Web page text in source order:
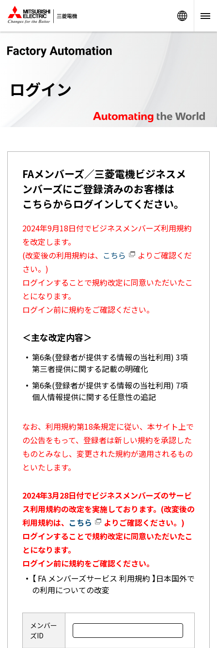
ログイン
FAメンバーズ／三菱電機ビジネスメ
ンバーズにご登録済みのお客様は
こちらからログインしてください。
2024年9月18日付でビジネスメンバーズ利用規約
を改定します。
(改変後の利用規約は、 こちら
よりご確認くだ
さい。)
ログインすることで規約改定に同意いただいたこ
とになります。
ログイン前に規約をご確認ください。
＜主な改定内容＞
第6条(登録者が提供する情報の当社利用) 3項
第三者提供に関する記載の明確化
第6条(登録者が提供する情報の当社利用) 7項
個人情報提供に関する任意性の追記
なお、利用規約第18条規定に従い、本サイト上で
の公告をもって、登録者は新しい規約を承認した
ものとみなし、変更された規約が適用されるもの
といたします。
2024年3月28日付でビジネスメンバーズのサービ
ス利用規約の改定を実施しております。(改変後の
利用規約は、 こちら
よりご確認ください。)
ログインすることで規約改定に同意いただいたこ
とになります。
ログイン前に規約をご確認ください。
【 FA メンバーズサービス 利用規約 】日本国外で
の利用についての改変
メンバー
ズID